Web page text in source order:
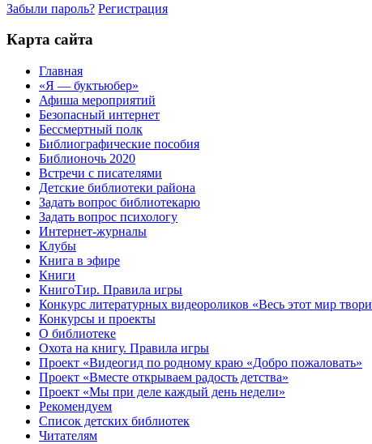
Забыли пароль? Регистрация
Карта сайта
Главная
«Я — буктьюбер»
Афиша мероприятий
Безопасный интернет
Бессмертный полк
Библиографические пособия
Библионочь 2020
Встречи с писателями
Детские библиотеки района
Задать вопрос библиотекарю
Задать вопрос психологу
Интернет-журналы
Клубы
Книга в эфире
Книги
КнигоТир. Правила игры
Конкурс литературных видеороликов «Весь этот мир
Конкурсы и проекты
О библиотеке
Охота на книгу. Правила игры
Проект «Видеогид по родному краю «Добро пожаловать»
Проект «Вместе открываем радость детства»
Проект «Мы при деле каждый день недели»
Рекомендуем
Список детских библиотек
Читателям